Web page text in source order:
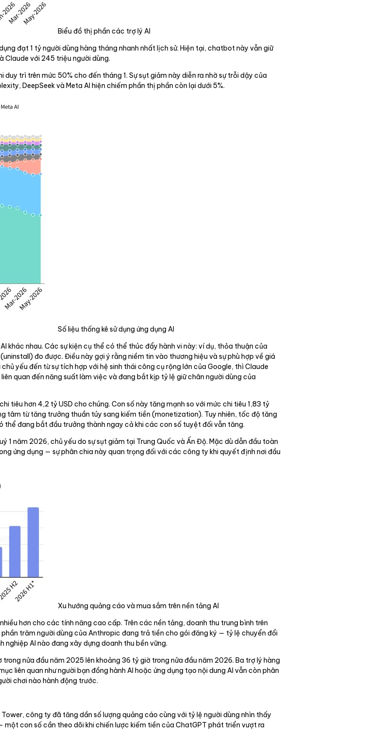
Biểu đồ thị phần các trợ lý AI
đạt 1 tỷ người dùng hàng tháng nhanh nhất lịch sử. Hiện tại, chatbot này vẫn giữ
Claude với 245 triệu người dùng.
trì trên mức 50% cho đến tháng 1. Sự sụt giảm này diễn ra nhờ sự trỗi dậy của
DeepSeek và Meta AI hiện chiếm phần thị phần còn lại dưới 5%.
Số liệu thống kê sử dụng ứng dụng AI
khác nhau. Các sự kiện cụ thể có thể thúc đẩy hành vi này: ví dụ, thỏa thuận của
đo được. Điều này gợi ý rằng niềm tin vào thương hiệu và sự phù hợp về giá
yếu đến từ sự tích hợp với hệ sinh thái công cụ rộng lớn của Google, thì Claude
quan đến năng suất làm việc và đang bắt kịp tỷ lệ giữ chân người dùng của
tiêu hơn 4,2 tỷ USD cho chúng. Con số này tăng mạnh so với mức chi tiêu 1,83 tỷ
tâm từ tăng trưởng thuần túy sang kiếm tiền (monetization). Tuy nhiên, tốc độ tăng
đang bắt đầu trưởng thành ngay cả khi các con số tuyệt đối vẫn tăng.
1 năm 2026, chủ yếu do sự sụt giảm tại Trung Quốc và Ấn Độ. Mặc dù dẫn đầu toàn
ứng dụng — sự phân chia này quan trọng đối với các công ty khi quyết định nơi đầu
Xu hướng quảng cáo và mua sắm trên nền tảng AI
hơn cho các tính năng cao cấp. Trên các nền tảng, doanh thu trung bình trên
trăm người dùng của Anthropic đang trả tiền cho gói đăng ký — tỷ lệ chuyển đổi
AI nào đang xây dựng doanh thu bền vững.
nửa đầu năm 2025 lên khoảng 36 tỷ giờ trong nửa đầu năm 2026. Ba trợ lý hàng
liên quan như người bạn đồng hành AI hoặc ứng dụng tạo nội dung AI vẫn còn phân
chơi nào hành động trước.
công ty đã tăng dần số lượng quảng cáo cùng với tỷ lệ người dùng nhìn thấy
con số cần theo dõi khi chiến lược kiếm tiền của ChatGPT phát triển vượt ra